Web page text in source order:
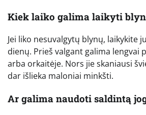
Kiek laiko galima laikyti
Jei liko nesuvalgytų blynų, laikykite
dienų. Prieš valgant galima lengvai
arba orkaitėje. Nors jie skaniausi
dar išlieka maloniai minkšti.
Ar galima naudoti saldintą